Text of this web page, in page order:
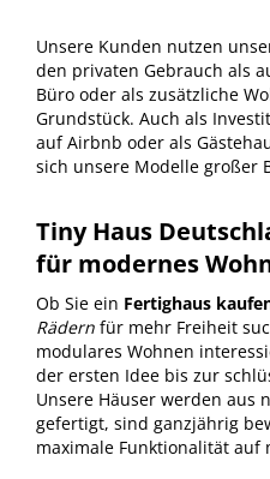
Unsere Kunden nutzen
den privaten Gebrauch als
Büro oder als zusätzliche
Grundstück. Auch als
auf Airbnb oder als
sich unsere Modelle großer
Tiny Haus
für modernes
Ob Sie ein Fertighaus
Rädern für mehr Freiheit
modulares Wohnen
der ersten Idee bis zur
Unsere Häuser werden aus
gefertigt, sind ganzjährig
maximale Funktionalität auf